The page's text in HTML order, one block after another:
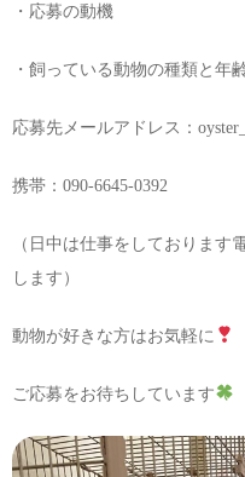
・応募の動機
・飼っている動物の種類と年
応募先メールアドレス：
携帯：090-6645-0392
（日中は仕事をしております
します）
動物が好きな方はお気軽に
ご応募をお待ちしています